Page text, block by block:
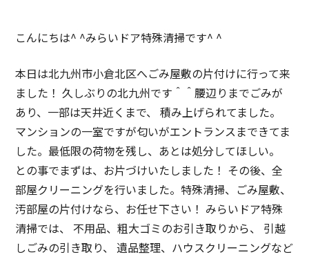
こんにちは^ ^みらいドア特殊清掃です^ ^
本日は北九州市小倉北区へごみ屋敷の片付けに行って来
ました！ 久しぶりの北九州です＾＾腰辺りまでごみが
あり、一部は天井近くまで、 積み上げられてました。
マンションの一室ですが匂いがエントランスまできてま
した。最低限の荷物を残し、あとは処分してほしい。
との事でまずは、お片づけいたしました！ その後、全
部屋クリーニングを行いました。特殊清掃、ごみ屋敷、
汚部屋の片付けなら、お任せ下さい！ みらいドア特殊
清掃では、 不用品、粗大ゴミのお引き取りから、 引越
しごみの引き取り、 遺品整理、ハウスクリーニングなど